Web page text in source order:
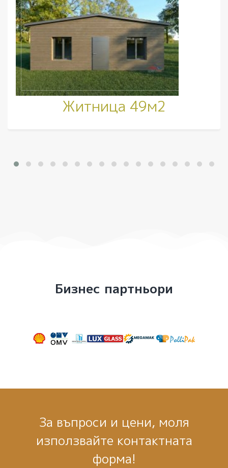
Житница 49м2
Бизнес партньори
За въпроси и цени, моля
използвайте контактната
форма!